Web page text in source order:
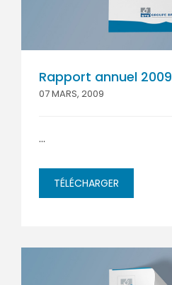
Rapport annuel 2009
07 MARS, 2009
...
TÉLÉCHARGER